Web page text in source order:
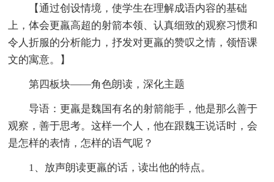
【通过创设情境，使学生在理解成语内容的基础
上，体会更羸高超的射箭本领、认真细致的观察习惯和
令人折服的分析能力，抒发对更羸的赞叹之情，领悟课
文的寓意。】
第四板块——角色朗读，深化主题
导语：更羸是魏国有名的射箭能手，他是那么善于
观察，善于思考。这样一个人，他在跟魏王说话时，会
是怎样的表情，怎样的语气呢？
1、放声朗读更羸的话，读出他的特点。